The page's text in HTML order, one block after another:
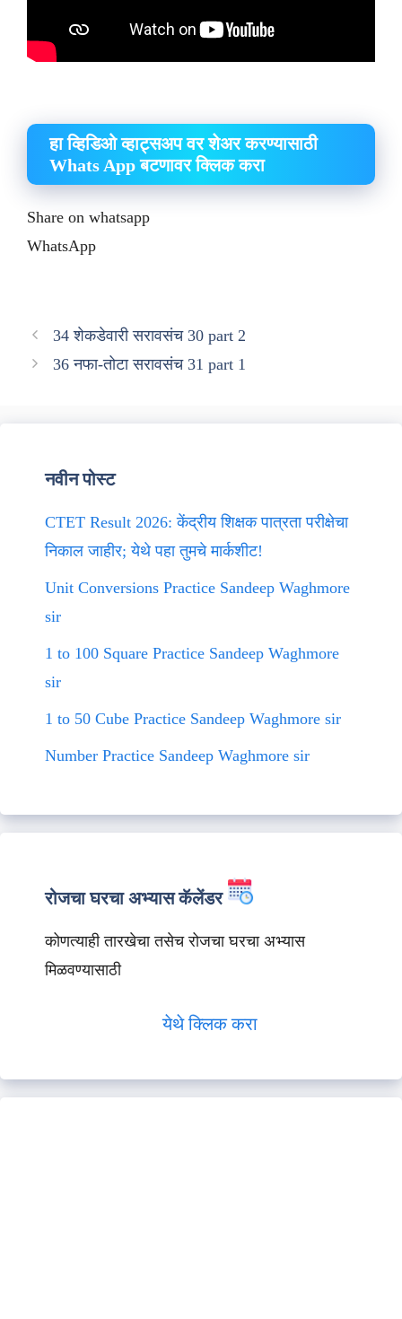
हा व्हिडिओ व्हाट्सअप वर शेअर करण्यासाठी
Whats App बटणावर क्लिक करा
Share on whatsapp
WhatsApp
34 शेकडेवारी सरावसंच 30 part 2
36 नफा-तोटा सरावसंच 31 part 1
नवीन पोस्ट
CTET Result 2026: केंद्रीय शिक्षक पात्रता परीक्षेचा
निकाल जाहीर; येथे पहा तुमचे मार्कशीट!
Unit Conversions Practice Sandeep Waghmore
sir
1 to 100 Square Practice Sandeep Waghmore
sir
1 to 50 Cube Practice Sandeep Waghmore sir
Number Practice Sandeep Waghmore sir
रोजचा घरचा अभ्यास कॅलेंडर
कोणत्याही तारखेचा तसेच रोजचा घरचा अभ्यास
मिळवण्यासाठी
येथे क्लिक करा